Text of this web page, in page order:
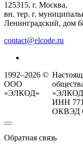
125315, г. Москва,
вн. тер. г.
Ленинградский, дом
contact@elcode.ru
1992–2026 ©
ООО
«ЭЛКОД»
ИНН
ОКВЭД
Обратная связь